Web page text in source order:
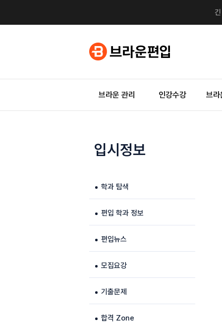
브라운 관리 인강수강 브라
입시정보
학과 탐색
편입 학과 정보
편입뉴스
모집요강
기출문제
합격 Zone